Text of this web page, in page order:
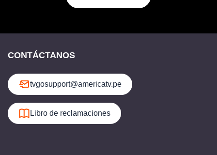
CONTÁCTANOS
tvgosupport@americatv.pe
Libro de reclamaciones